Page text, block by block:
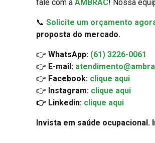
fale com a AMBRAC! Nossa
📞 Solicite um orçamento
proposta do mercado.
👉 WhatsApp: (61) 3226-0061
👉 E-mail:
👉 Facebook: clique aqui
👉 Instagram: clique aqui
👉 Linkedin: clique aqui
Invista em saúde ocupacional.